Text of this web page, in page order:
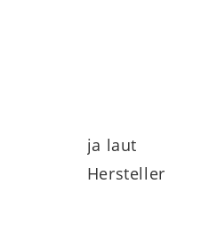
ja laut
Hersteller